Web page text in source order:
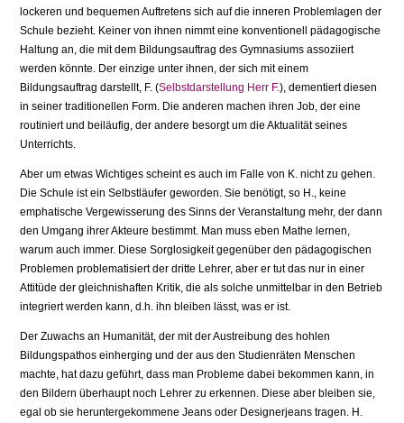
lockeren und bequemen Auftretens sich auf die inneren Problemlagen der
Schule bezieht. Keiner von ihnen nimmt eine konventionell pädagogische
Haltung an, die mit dem Bildungsauftrag des Gymnasiums assoziiert
werden könnte. Der einzige unter ihnen, der sich mit einem
Bildungsauftrag darstellt, F. (Selbstdarstellung Herr F.), dementiert diesen
in seiner traditionellen Form. Die anderen machen ihren Job, der eine
routiniert und beiläufig, der andere besorgt um die Aktualität seines
Unterrichts.
Aber um etwas Wichtiges scheint es auch im Falle von K. nicht zu gehen.
Die Schule ist ein Selbstläufer geworden. Sie benötigt, so H., keine
emphatische Ver­gewisserung des Sinns der Veranstaltung mehr, der dann
den Umgang ihrer Akteure bestimmt. Man muss eben Mathe lernen,
warum auch immer. Diese Sorglosigkeit gegenüber den pädagogischen
Problemen problematisiert der dritte Lehrer, aber er tut das nur in einer
Attitüde der gleichnishaften Kritik, die als solche unmittelbar in den Betrieb
integriert werden kann, d.h. ihn bleiben lässt, was er ist.
Der Zuwachs an Humanität, der mit der Austreibung des hohlen
Bildungspathos einherging und der aus den Studienräten Menschen
machte, hat dazu geführt, dass man Probleme dabei bekommen kann, in
den Bildern überhaupt noch Lehrer zu erkennen. Diese aber bleiben sie,
egal ob sie heruntergekommene Jeans oder Designerjeans tra­gen. H.